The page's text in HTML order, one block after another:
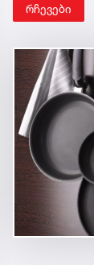
რჩევები